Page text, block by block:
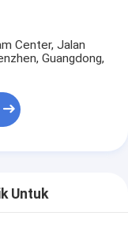
Center, Jalan
Guangdong,
Untuk